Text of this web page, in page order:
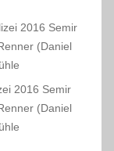
2016 Semir
(Daniel